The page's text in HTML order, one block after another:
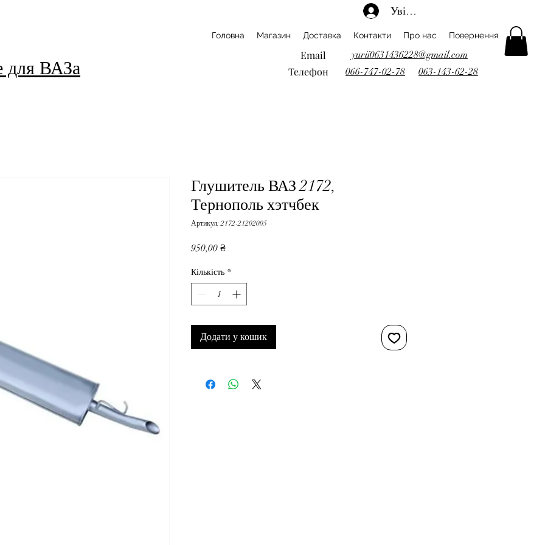
Увійти
Головна Магазин Доставка Контакти Про нас Повернення
для ВАЗа
Email yurii0631436228@gmail.com
Телефон 066-747-02-78 063-143-62-28
Глушитель ВАЗ 2172,
Тернополь хэтчбек
Артикул: 2172-21202005
950,00 ₴Ціна
Кількість *
Додати у кошик